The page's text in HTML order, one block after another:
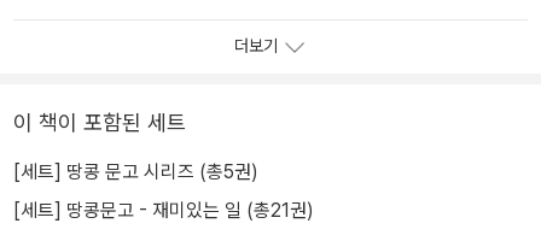
더보기
이 책이 포함된 세트
[세트] 땅콩 문고 시리즈 (총5권)
[세트] 땅콩문고 - 재미있는 일 (총21권)